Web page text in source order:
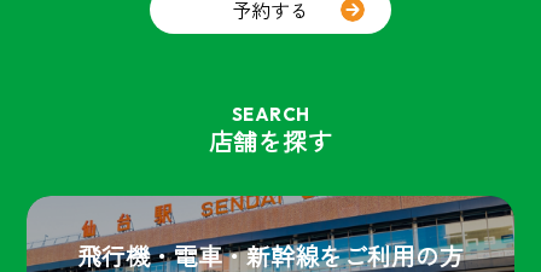
予約する
SEARCH
店舗を探す
飛行機・電車・新幹線をご利用の方